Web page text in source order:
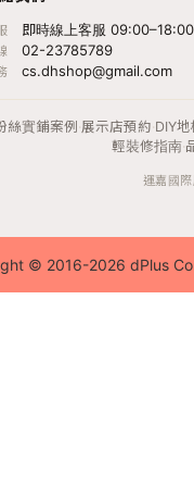
即時線上客服 09:00–18:00
02-23785789
cs.dhshop@gmail.com
絲實鋪案例 ·展示店預約·DIY
輕裝修指南·
運嘉國
© 2016-2026 dPlus